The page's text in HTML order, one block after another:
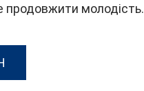
продовжити молодість.